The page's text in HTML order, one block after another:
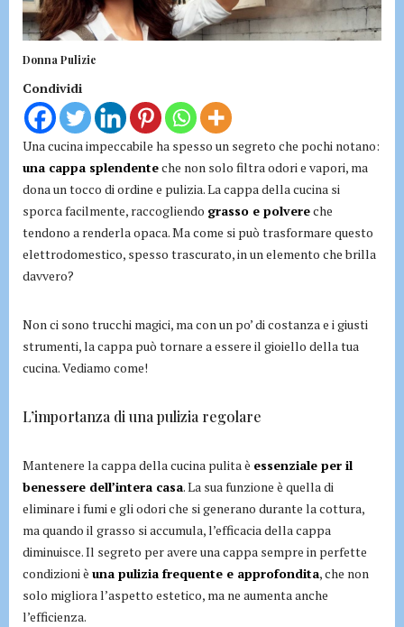
Donna Pulizie
Condividi
Una cucina impeccabile ha spesso un segreto che pochi notano:
una cappa splendenteche non solo filtra odori e vapori, ma
dona un tocco di ordine e pulizia. La cappa della cucina si
sporca facilmente, raccogliendo grasso e polvereche
tendono a renderla opaca. Ma come si può trasformare questo
elettrodomestico, spesso trascurato, in un elemento che brilla
davvero?
Non ci sono trucchi magici, ma con un po’ di costanza e i giusti
strumenti, la cappa può tornare a essere il gioiello della tua
cucina. Vediamo come!
L’importanza di una pulizia regolare
Mantenere la cappa della cucina pulita è essenziale per il
benessere dell’intera casa. La sua funzione è quella di
eliminare i fumi e gli odori che si generano durante la cottura,
ma quando il grasso si accumula, l’efficacia della cappa
diminuisce. Il segreto per avere una cappa sempre in perfette
condizioni è una pulizia frequente e approfondita, che non
solo migliora l’aspetto estetico, ma ne aumenta anche
l’efficienza.